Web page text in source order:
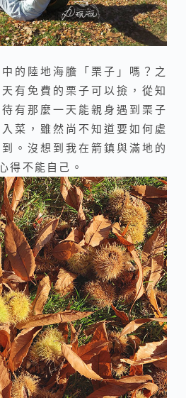
的陸地海膽「栗子」嗎？之
有免費的栗子可以撿，從知
有那麼一天能親身遇到栗子
菜，雖然尚不知道要如何處
。沒想到我在箭鎮與滿地的
得不能自己。